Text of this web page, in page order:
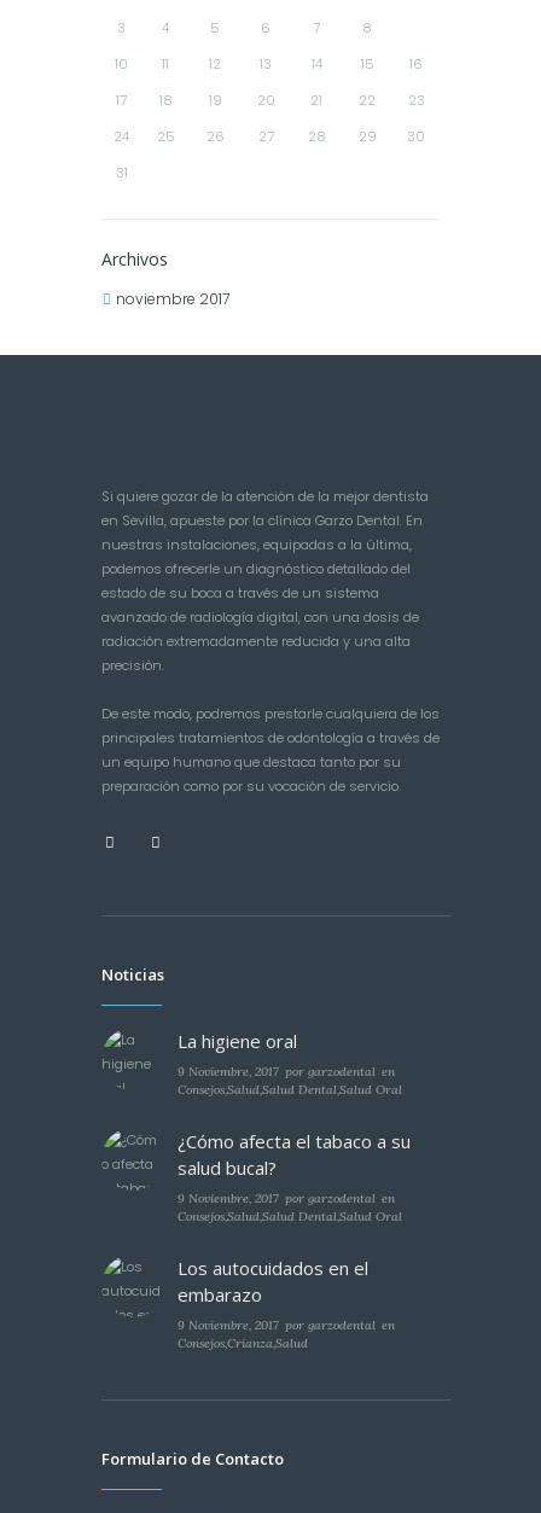
3
4 5 6 7 8
10
11 12 13 14 15
16
17
18 19 20 21 22
23
24
25 26 27 28 29
30
31
Archivos
noviembre 2017
Si quiere gozar de la atención de la mejor dentista
en Sevilla, apueste por la clínica Garzo Dental. En
nuestras instalaciones, equipadas a la última,
podemos ofrecerle un diagnóstico detallado del
estado de su boca a través de un sistema
avanzado de radiología digital, con una dosis de
radiación extremadamente reducida y una alta
precisión.
De este modo, podremos prestarle cualquiera de los
principales tratamientos de odontología a través de
un equipo humano que destaca tanto por su
preparación como por su vocación de servicio.
Noticias
La higiene oral
9 Noviembre, 2017 porgarzodental en
Consejos,Salud,Salud Dental,Salud Oral
¿Cómo afecta el tabaco a su
salud bucal?
9 Noviembre, 2017 porgarzodental en
Consejos,Salud,Salud Dental,Salud Oral
Los autocuidados en el
embarazo
9 Noviembre, 2017 porgarzodental en
Consejos,Crianza,Salud
Formulario de Contacto